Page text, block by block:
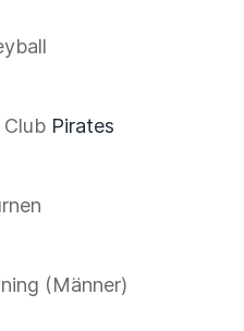
Pirates
(Männer)